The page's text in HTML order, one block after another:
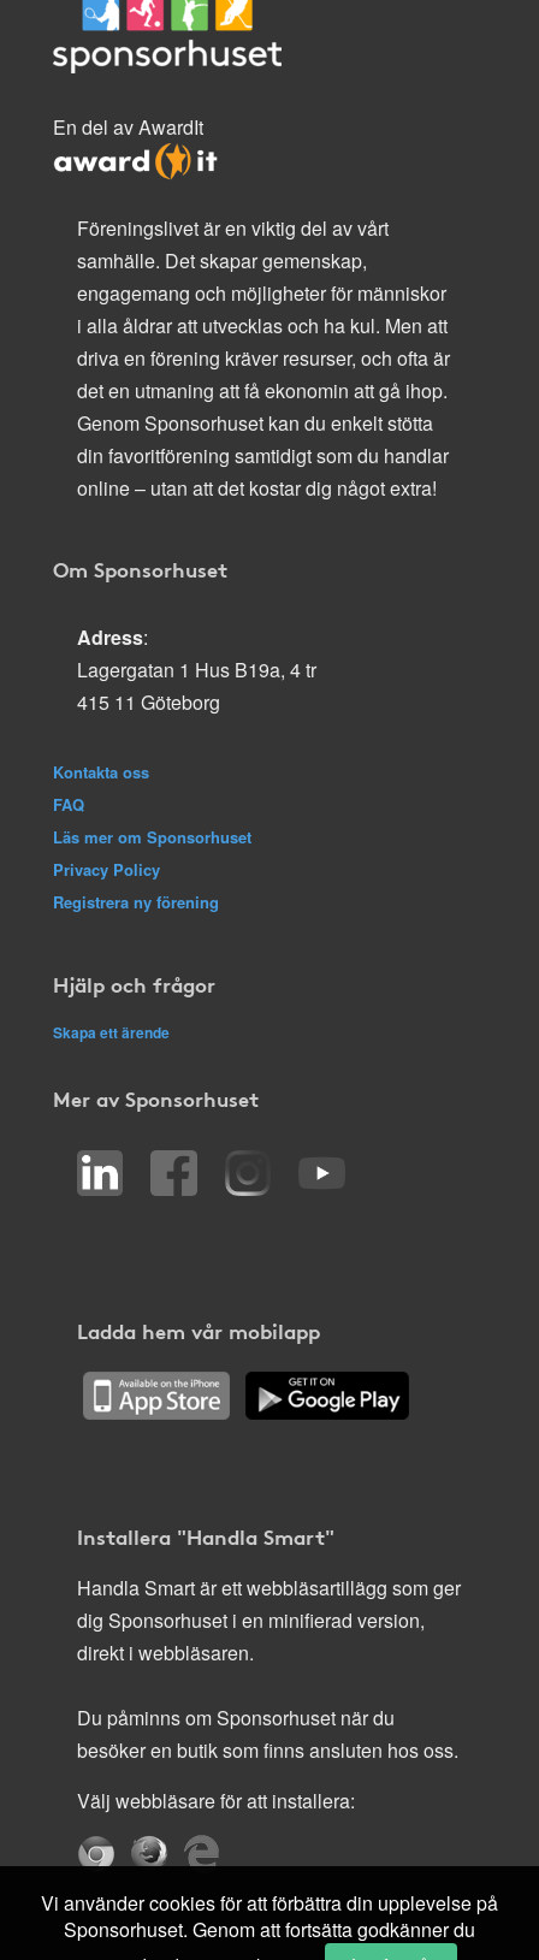
En del av AwardIt
Föreningslivet är en viktig del av vårt
samhälle. Det skapar gemenskap,
engagemang och möjligheter för människor
i alla åldrar att utvecklas och ha kul. Men att
driva en förening kräver resurser, och ofta är
det en utmaning att få ekonomin att gå ihop.
Genom Sponsorhuset kan du enkelt stötta
din favoritförening samtidigt som du handlar
online – utan att det kostar dig något extra!
Om Sponsorhuset
Adress:
Lagergatan 1 Hus B19a, 4 tr
415 11 Göteborg
Kontakta oss
FAQ
Läs mer om Sponsorhuset
Privacy Policy
Registrera ny förening
Hjälp och frågor
Skapa ett ärende
Mer av Sponsorhuset
Ladda hem vår mobilapp
Installera "Handla Smart"
Handla Smart är ett webbläsartillägg som ger
dig Sponsorhuset i en minifierad version,
direkt i webbläsaren.
Du påminns om Sponsorhuset när du
besöker en butik som finns ansluten hos oss.
Välj webbläsare för att installera:
Vi använder cookies för att förbättra din upplevelse på
Sponsorhuset. Genom att fortsätta godkänner du